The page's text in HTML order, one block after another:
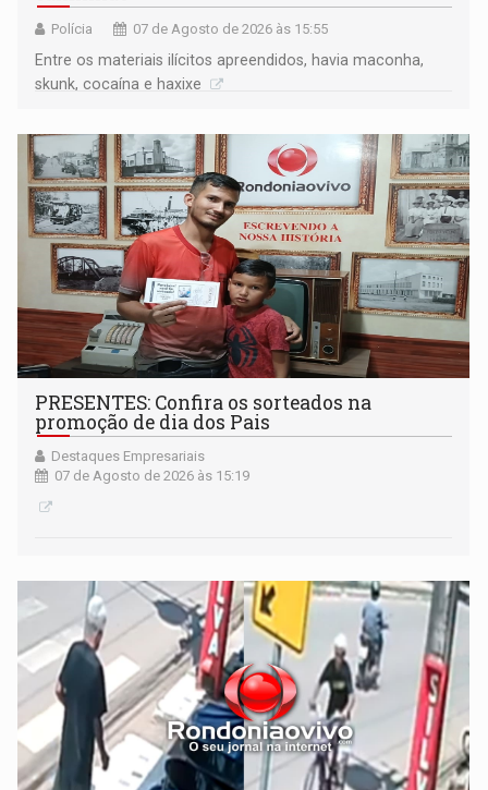
Polícia 07 de Agosto de 2026 às 15:55
Entre os materiais ilícitos apreendidos, havia maconha,
skunk, cocaína e haxixe
PRESENTES: Confira os sorteados na
promoção de dia dos Pais
Destaques Empresariais
07 de Agosto de 2026 às 15:19